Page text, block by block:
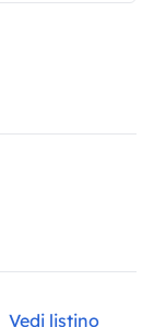
Vedi listino